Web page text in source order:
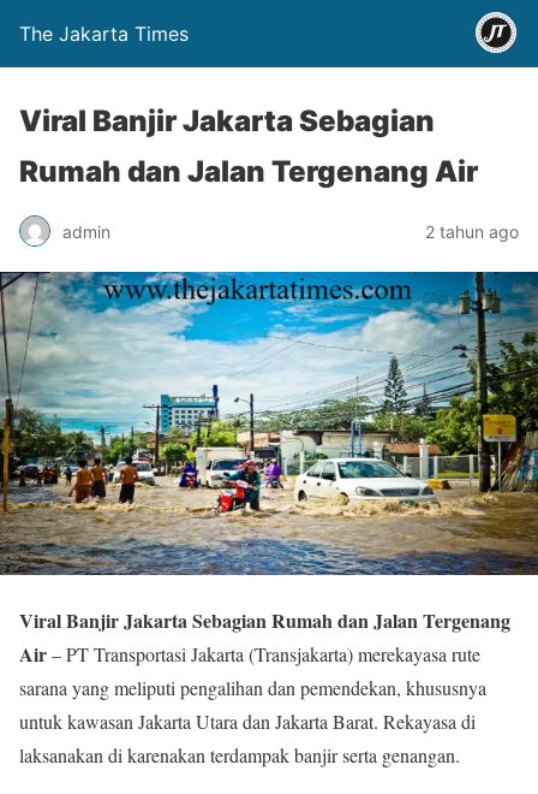
The Jakarta Times
Viral Banjir Jakarta Sebagian
Rumah dan Jalan Tergenang Air
admin 2 tahun ago
Viral Banjir Jakarta Sebagian Rumah dan Jalan Tergenang
Air– PT Transportasi Jakarta (Transjakarta) merekayasa rute
sarana yang meliputi pengalihan dan pemendekan, khususnya
untuk kawasan Jakarta Utara dan Jakarta Barat. Rekayasa di
laksanakan di karenakan terdampak banjir serta genangan.